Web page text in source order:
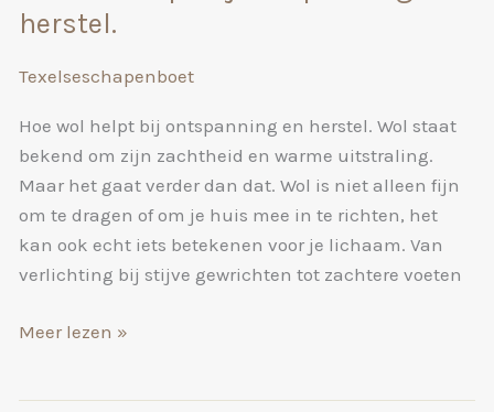
herstel.
Texelseschapenboet
Hoe wol helpt bij ontspanning en herstel. Wol staat
bekend om zijn zachtheid en warme uitstraling.
Maar het gaat verder dan dat. Wol is niet alleen fijn
om te dragen of om je huis mee in te richten, het
kan ook echt iets betekenen voor je lichaam. Van
verlichting bij stijve gewrichten tot zachtere voeten
Hoe
Meer lezen »